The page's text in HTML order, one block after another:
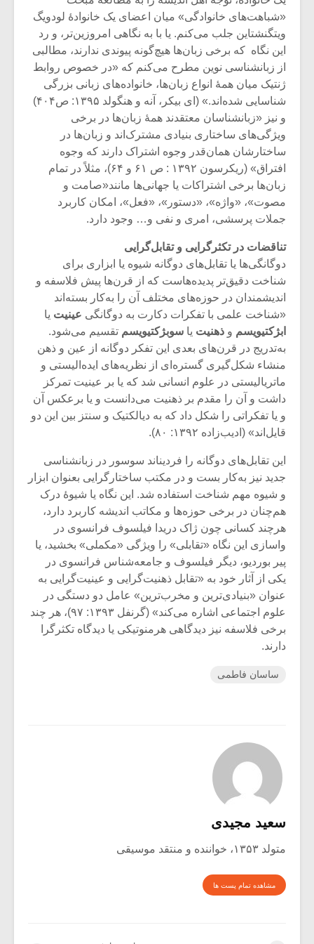
«شباهت‌های خانوادگی» میان اعضای یک خانوادۀ لودویگ
ویتگنشتاین جلب می‌کنم. یا با به نگاهی امروزین‌تر، و رد
این نگاه که برخی زبان‌ها هیچ‌گونه پیوندی ندارند، مطالبی
از زبانشناسی نوین مطرح می‌کنم که «در خصوص روابط
ژنتیک میان همۀ انواع زبان‌ها، خانواده‌های زبانی بزرگی
شناسایی شده‌اند.» (ای بیکر، آنه و هنگولد ۱۳۹۵: ص۴۰۴)
و نیز «زبانشناسان معتقدند همۀ زبان‌ها در برخی
ویژگی‌های ساختاری بنیادی مشترک‌اند و زبان‌ها در
ساختارشان همان‌قدر وجوه اشتراک دارند که وجوه
افتراق» (ریکرسون ۱۳۹۲ : ص ۶۱ و ۶۴)، مثلاً در تمام
زبان‌ها برخی اشتراکات یا جهانی‌ها مانند«صامت و
مصوت»، «واژه»، «دستور»، «فعل»، امکان کاربرد
جملات پرسشی، امری و نفی و… وجود دارد.
تناقضات در تکثرگرایی و تقابل‌گرایی
دوگانگی‌ها یا تقابل‌‌های دوگانه شیوه یا ابزاری برای
شناخت دقیق‌تر پدیده‌هاست که از قرن‌ها پیش فلاسفه و
اندیشمندان در حوزه‌های مختلف آن را به‌کار بسته‌اند
«شناخت علمی با تفکرات دکارت به دوگانگی عینیت یا
ابژکتیویسم و ذهنیت یا سوبژکتیویسم تقسیم می‌شود.
به‌تدریج در قرن‌های بعدی این تفکر دوگانه از عین و ذهن
منشاء شکل‌گیری گستره‌ای از نظریه‌های ایده‌الیستی و
ماتریالیستی در علوم انسانی شد که یا بر عینیت تمرکز
داشت و آن را مقدم بر ذهنیت می‌دانست و یا برعکس آن
و یا تفکراتی را شکل داد که به دیالکتیک و سنتز بین این دو
قایل‌اند» (ادیب‌زاده ۱۳۹۲: ۸۰).
این تقابل‌های دوگانه را فردیناند سوسور در زبانشناسی
جدید نیز به‌کار بست و در مکتب ساختارگرایی بعنوان ابزار
و شیوه مهم شناخت استفاده ‌شد. این نگاه یا شیوۀ درک
هم‌چنان در برخی حوزه‌ها و مکاتب اندیشه کاربرد دارد،
هرچند کسانی چون ژاک دریدا فیلسوف فرانسوی در
واسازی این نگاه «تقابلی» را ویژگی «مکملی» بخشید، یا
پیر بوردیو، دیگر فیلسوف و جامعه‌شناس فرانسوی در
یکی از آثار خود به «تقابل ذهنیت‌گرایی و عینیت‌گرایی به
عنوان «بنیادی‌ترین و مخرب‌ترین» عامل دو دستگی در
علوم اجتماعی اشاره می‌کند» (گرنفل ۱۳۹۳: ۹۷)، هر چند
برخی فلاسفه نیز دیدگاهی هرمنوتیکی یا دیدگاه تکثرگرا
دارند.
ساسان فاطمی
سعید مجیدی
متولد ۱۳۵۳، خواننده و منتقد موسیقی
مشاهده تمام پست ها
اگر نمی توانی
مشهورترین باشی،
بدنام ترین باش
برگزار
سکانسی
موسیقی